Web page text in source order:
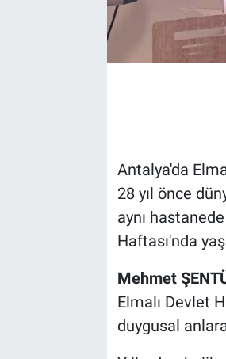
Antalya'da
28 yıl önce
aynı
Haftası'nda
Mehmet
Elmalı Devlet
duygusal